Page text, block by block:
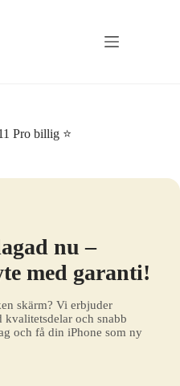
Pro billig ⭐
nu –
med garanti!
skärm? Vi erbjuder
kvalitetsdelar och snabb
och få din iPhone som ny